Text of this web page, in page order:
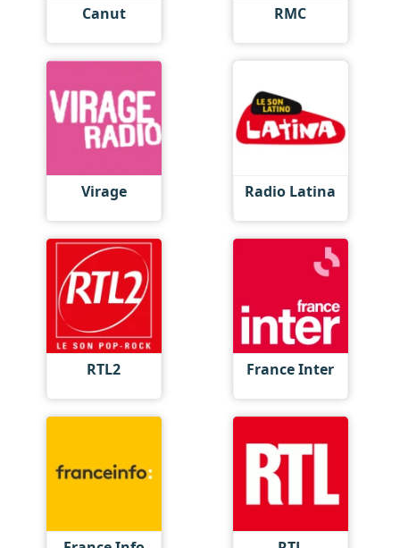
Canut RMC
Virage Radio Latina
RTL2 France Inter